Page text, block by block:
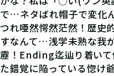
する
LINE上でエージ
を進めよう。無事
発見報告してポイ
で…ネタばれ帽子で変化
つれ唖然愕然茫然！歴
すなんて…浅学未熟な我
靂！Ending迄辿り着い
た錯覚に陥っている惚け